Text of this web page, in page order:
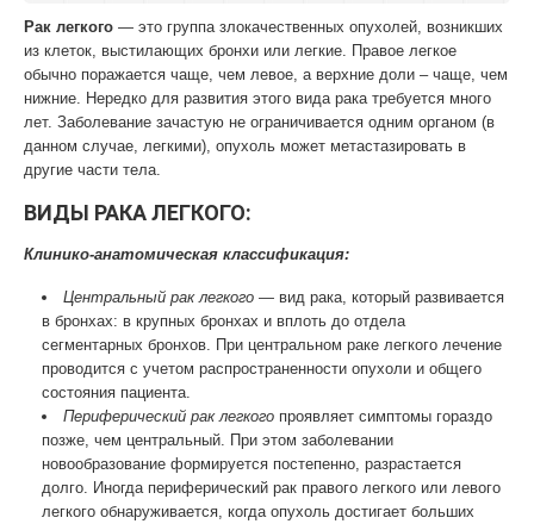
Рак легкого — это группа злокачественных опухолей, возникших
из клеток, выстилающих бронхи или легкие. Правое легкое
обычно поражается чаще, чем левое, а верхние доли – чаще, чем
нижние. Нередко для развития этого вида рака требуется много
лет. Заболевание зачастую не ограничивается одним органом (в
данном случае, легкими), опухоль может метастазировать в
другие части тела.
ВИДЫ РАКА ЛЕГКОГО:
Клинико-анатомическая классификация:
Центральный рак легкого — вид рака, который развивается
в бронхах: в крупных бронхах и вплоть до отдела
сегментарных бронхов. При центральном раке легкого лечение
проводится с учетом распространенности опухоли и общего
состояния пациента.
Периферический рак легкого проявляет симптомы гораздо
позже, чем центральный. При этом заболевании
новообразование формируется постепенно, разрастается
долго. Иногда периферический рак правого легкого или левого
легкого обнаруживается, когда опухоль достигает больших